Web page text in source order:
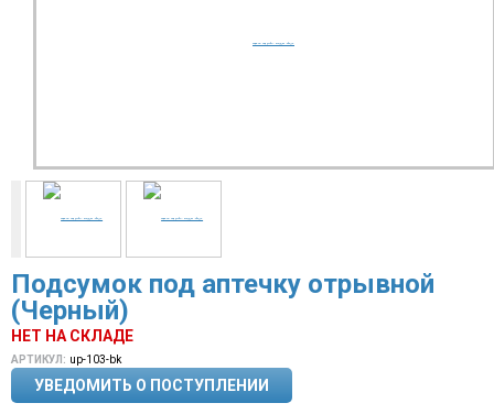
Подсумок под аптечку отрывной
(Черный)
НЕТ НА СКЛАДЕ
АРТИКУЛ: up-103-bk
УВЕДОМИТЬ О ПОСТУПЛЕНИИ